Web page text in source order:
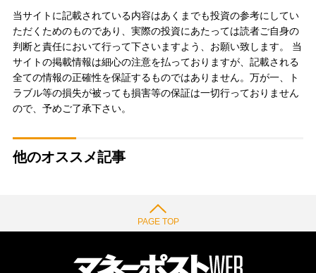
当サイトに記載されている内容はあくまでも投資の参考にしてい
ただくためのものであり、実際の投資にあたっては読者ご自身の
判断と責任において行って下さいますよう、お願い致します。 当
サイトの掲載情報は細心の注意を払っておりますが、記載される
全ての情報の正確性を保証するものではありません。万が一、ト
ラブル等の損失が被っても損害等の保証は一切行っておりません
ので、予めご了承下さい。
他のオススメ記事
PAGE TOP